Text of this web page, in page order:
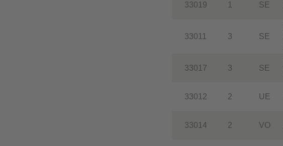
33019 1 SE
33011 3 SE
33017 3 SE
33012 2 UE
33014 2 VO